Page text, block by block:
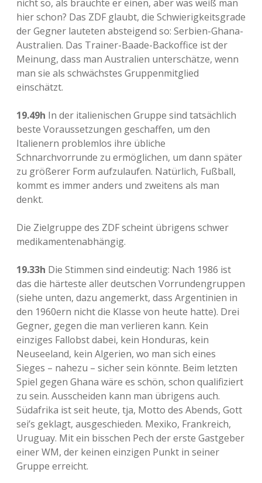
nicht so, als bräuchte er einen, aber was weiß man
hier schon? Das ZDF glaubt, die Schwierigkeitsgrade
der Gegner lauteten absteigend so: Serbien-Ghana-
Australien. Das Trainer-Baade-Backoffice ist der
Meinung, dass man Australien unterschätze, wenn
man sie als schwächstes Gruppenmitglied
einschätzt.
19.49h In der italienischen Gruppe sind tatsächlich
beste Voraussetzungen geschaffen, um den
Italienern problemlos ihre übliche
Schnarchvorrunde zu ermöglichen, um dann später
zu größerer Form aufzulaufen. Natürlich, Fußball,
kommt es immer anders und zweitens als man
denkt.
Die Zielgruppe des ZDF scheint übrigens schwer
medikamentenabhängig.
19.33h Die Stimmen sind eindeutig: Nach 1986 ist
das die härteste aller deutschen Vorrundengruppen
(siehe unten, dazu angemerkt, dass Argentinien in
den 1960ern nicht die Klasse von heute hatte). Drei
Gegner, gegen die man verlieren kann. Kein
einziges Fallobst dabei, kein Honduras, kein
Neuseeland, kein Algerien, wo man sich eines
Sieges – nahezu – sicher sein könnte. Beim letzten
Spiel gegen Ghana wäre es schön, schon qualifiziert
zu sein. Ausscheiden kann man übrigens auch.
Südafrika ist seit heute, tja, Motto des Abends, Gott
sei’s geklagt, ausgeschieden. Mexiko, Frankreich,
Uruguay. Mit ein bisschen Pech der erste Gastgeber
einer WM, der keinen einzigen Punkt in seiner
Gruppe erreicht.